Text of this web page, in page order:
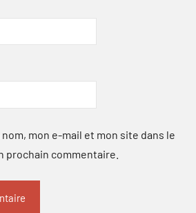
mon e-mail et mon site dans le
prochain commentaire.